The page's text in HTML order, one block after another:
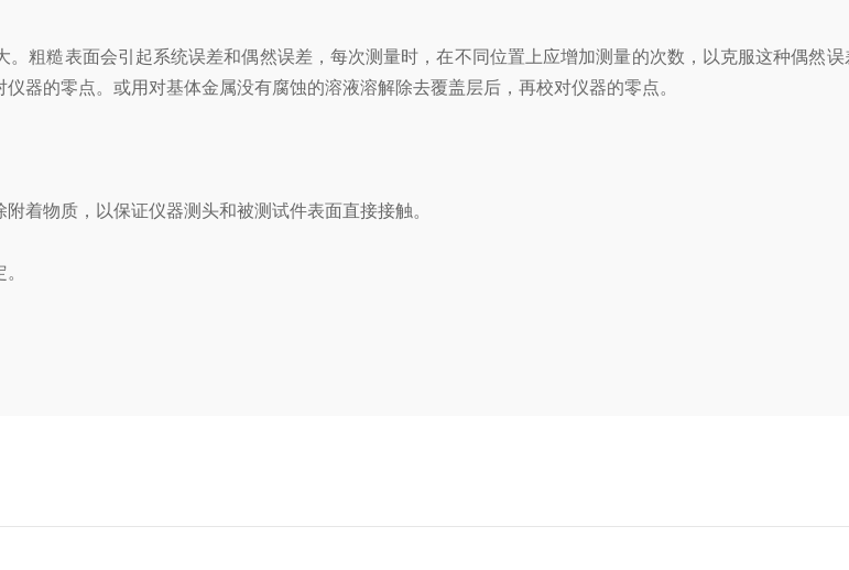
糙表面会引起系统误差和偶然误差，每次测量时，在不同位置上应增加测量的次数，以克服这种偶然误
器的零点。或用对基体金属没有腐蚀的溶液溶解除去覆盖层后，再校对仪器的零点。
物质，以保证仪器测头和被测试件表面直接接触。